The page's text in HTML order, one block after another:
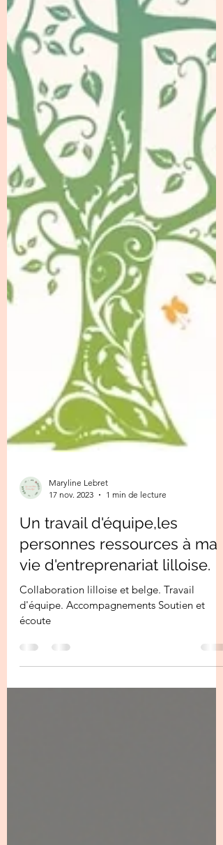
17 nov. 2023
1 min de lecture
Un travail d'équipe,les
personnes ressources à ma
vie d'entreprenariat lilloise.
Collaboration lilloise et belge. Travail
écoute